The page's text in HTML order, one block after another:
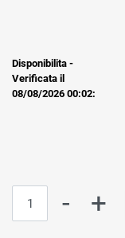
Disponibilita -
Verificata il
08/08/2026 00:02:
Quantità